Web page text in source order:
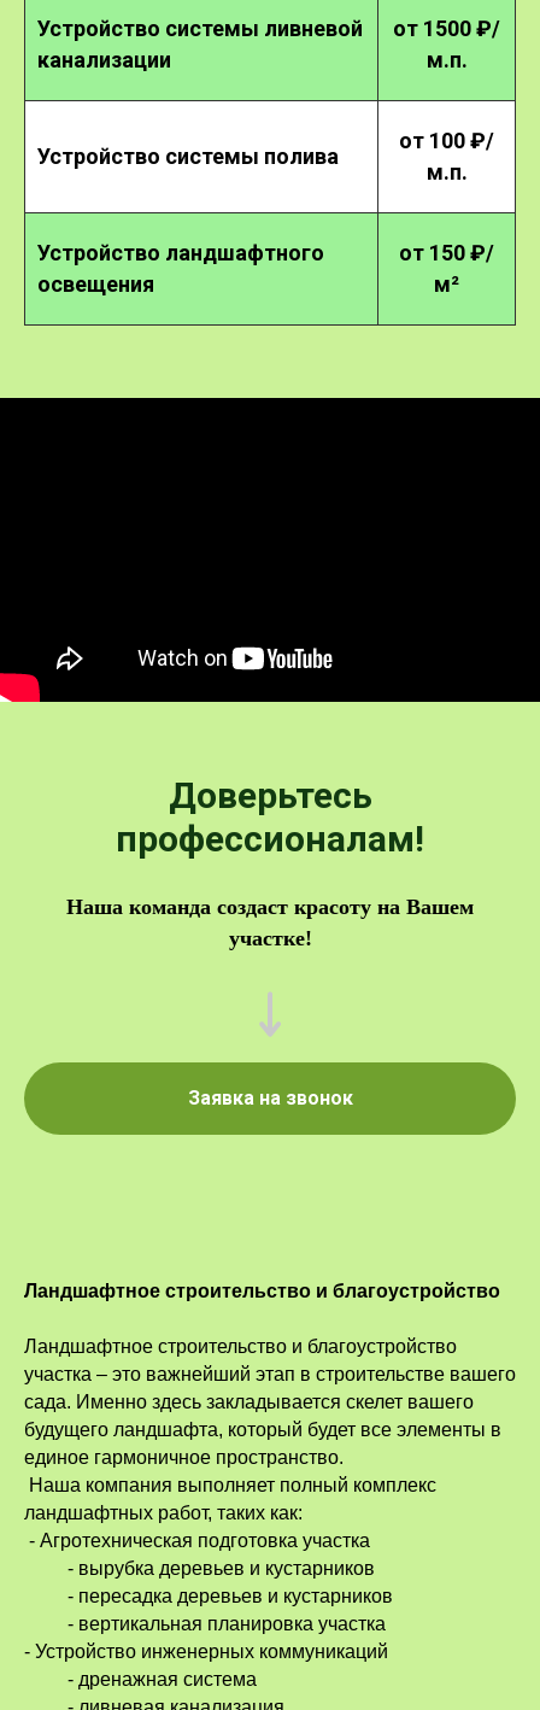
Устройство системы ливневой
канализации
от 1500 ₽/
м.п.
Устройство системы полива
от 100 ₽/
м.п.
Устройство ландшафтного
освещения
от 150 ₽/
м²
Доверьтесь
профессионалам!
Наша команда создаст красоту на Вашем
участке!
Заявка на звонок
Ландшафтное строительство и благоустройство
Ландшафтное строительство и благоустройство
участка – это важнейший этап в строительстве вашего
сада. Именно здесь закладывается скелет вашего
будущего ландшафта, который будет все элементы в
единое гармоничное пространство.
Наша компания выполняет полный комплекс
ландшафтных работ, таких как:
- Агротехническая подготовка участка
- вырубка деревьев и кустарников
- пересадка деревьев и кустарников
- вертикальная планировка участка
- Устройство инженерных коммуникаций
- дренажная система